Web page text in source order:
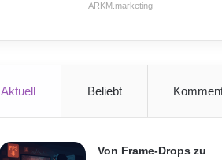
ARKM.marketing
Aktuell Beliebt
Von Frame-Drops zu